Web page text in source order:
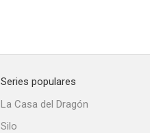
Series populares
La Casa del Dragón
Silo